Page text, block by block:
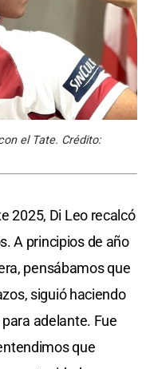
el Tate. Crédito:
2025, Di Leo recalcó
A principios de año
pensábamos que
siguió haciendo
adelante. Fue
que